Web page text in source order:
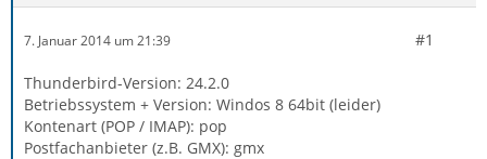
7. Januar 2014 um 21:39 #1
Thunderbird-Version: 24.2.0
Betriebssystem + Version: Windos 8 64bit (leider)
Kontenart (POP / IMAP): pop
Postfachanbieter (z.B. GMX): gmx